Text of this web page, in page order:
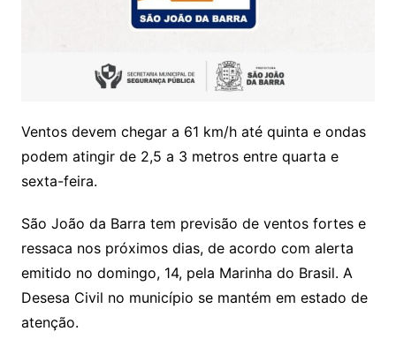
Ventos devem chegar a 61 km/h até quinta e ondas
podem atingir de 2,5 a 3 metros entre quarta e
sexta-feira.
São João da Barra tem previsão de ventos fortes e
ressaca nos próximos dias, de acordo com alerta
emitido no domingo, 14, pela Marinha do Brasil. A
Desesa Civil no município se mantém em estado de
atenção.